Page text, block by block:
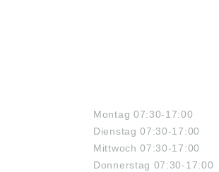
Montag 07:30-17:00
Dienstag 07:30-17:00
Mittwoch 07:30-17:00
Donnerstag 07:30-17:00